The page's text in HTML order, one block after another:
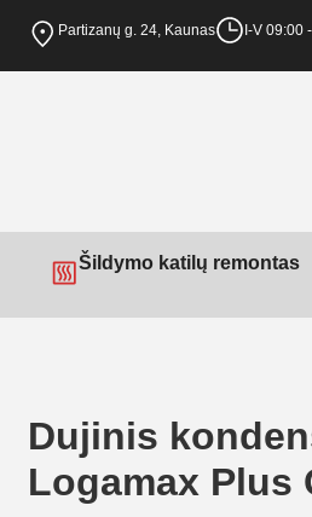
Partizanų g. 24, Kaunas I-V 09:00
Šildymo katilų remontas
Dujinis
Logamax Plus